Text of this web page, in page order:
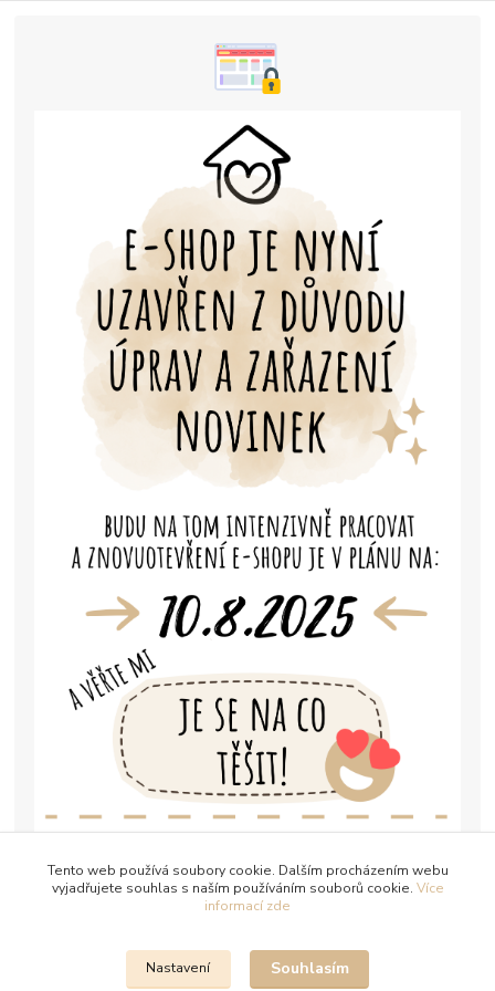
Tento web používá soubory cookie. Dalším procházením webu
vyjadřujete souhlas s naším používáním souborů cookie. Více
informací zde
Nastavení Souhlasím